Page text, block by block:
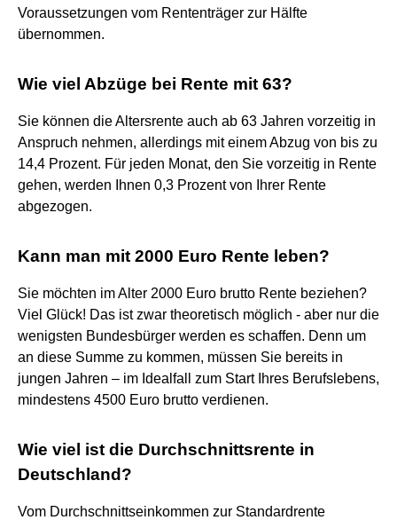
Voraussetzungen vom Rententräger zur Hälfte
übernommen.
Wie viel Abzüge bei Rente mit 63?
Sie können die Altersrente auch ab 63 Jahren vorzeitig in
Anspruch nehmen, allerdings mit einem Abzug von bis zu
14,4 Prozent. Für jeden Monat, den Sie vorzeitig in Rente
gehen, werden Ihnen 0,3 Prozent von Ihrer Rente
abgezogen.
Kann man mit 2000 Euro Rente leben?
Sie möchten im Alter 2000 Euro brutto Rente beziehen?
Viel Glück! Das ist zwar theoretisch möglich - aber nur die
wenigsten Bundesbürger werden es schaffen. Denn um
an diese Summe zu kommen, müssen Sie bereits in
jungen Jahren – im Idealfall zum Start Ihres Berufslebens,
mindestens 4500 Euro brutto verdienen.
Wie viel ist die Durchschnittsrente in
Deutschland?
Vom Durchschnittseinkommen zur Standardrente